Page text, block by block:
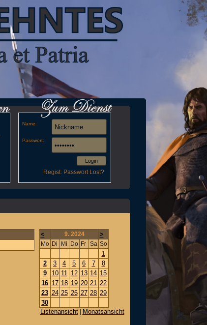
Name:
Passwort:
Login
Regist. Passwort Lost?
< 9. 2024 >
Mo Di Mi Do Fr Sa So
1
2
3 4 5 6 7
8
9
10 11 12 13 14 15
16 17 18 19 20 21 22
23 24 25 26 27 28 29
30
Listenansicht| Monatsansicht